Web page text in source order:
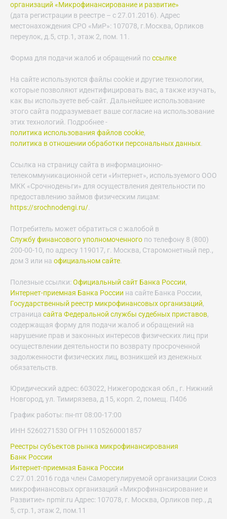
организаций «Микрофинансирование и развитие»
(дата регистрации в реестре – с 27.01.2016). Адрес
местонахождения СРО «МиР»: 107078, г.Москва, Орликов
переулок, д.5, стр.1, этаж 2, пом. 11.
Форма для подачи жалоб и обращений по ссылке
На сайте используются файлы cookie и другие технологии,
которые позволяют идентифицировать вас, а также изучать,
как вы используете веб-сайт. Дальнейшее использование
этого сайта подразумевает ваше согласие на использование
этих технологий. Подробнее -
политика использования файлов cookie,
политика в отношении обработки персональных данных
Ссылка на страницу сайта в информационно-
телекоммуникационной сети «Интернет», используемого ООО
МКК «Срочноденьги» для осуществления деятельности по
предоставлению займов физическим лицам:
https://srochnodengi.ru/
Потребитель может обратиться с жалобой в
Службу финансового уполномоченного по телефону 8 (800)
200-00-10, по адресу 119017, г. Москва, Старомонетный пер.,
дом 3 или на официальном сайте
Полезные ссылки: Официальный сайт Банка России,
Интернет-приемная Банка России на сайте Банка России,
Государственный реестр микрофинансовых организаций,
страница сайта Федеральной службы судебных приставов,
содержащая форму для подачи жалоб и обращений на
нарушение прав и законных интересов физических лиц при
осуществлении деятельности по возврату просроченной
задолженности физических лиц, возникшей из денежных
обязательств.
Юридический адрес: 603022, Нижегородская обл., г. Нижний
Новгород, ул. Тимирязева, д 15, корп. 2, помещ. П406
График работы: пн-пт 08:00-17:00
ИНН 5260271530 ОГРН 1105260001857
Реестры субъектов рынка микрофинансирования
Банк России
Интернет-приемная Банка России
С 27.01.2016 года член Саморегулируемой организации Союз
микрофинансовых организаций «Микрофинансирование и
Развитие» npmir.ru Адрес: 107078, г. Москва, Орликов пер., д
5, стр.1, этаж 2, пом.11